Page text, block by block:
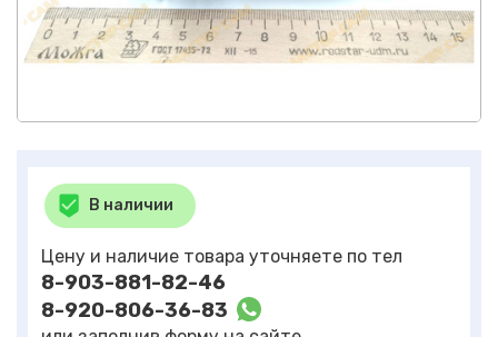
В наличии
Цену и наличие товара уточняете по тел
8-903-881-82-46
8-920-806-36-83